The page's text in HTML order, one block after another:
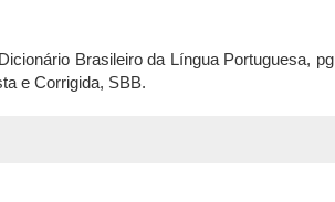
Brasileiro da Língua Portuguesa, pg
e Corrigida, SBB.